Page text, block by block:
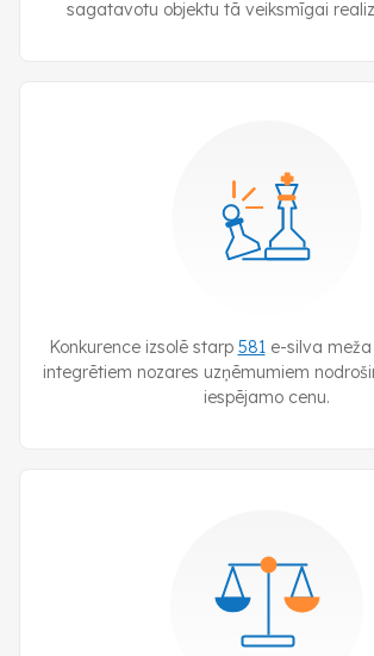
sagatavotu objektu tā veiksmīgai
Konkurence izsolē starp 581 e-silva
integrētiem nozares uzņēmumiem
iespējamo cenu.